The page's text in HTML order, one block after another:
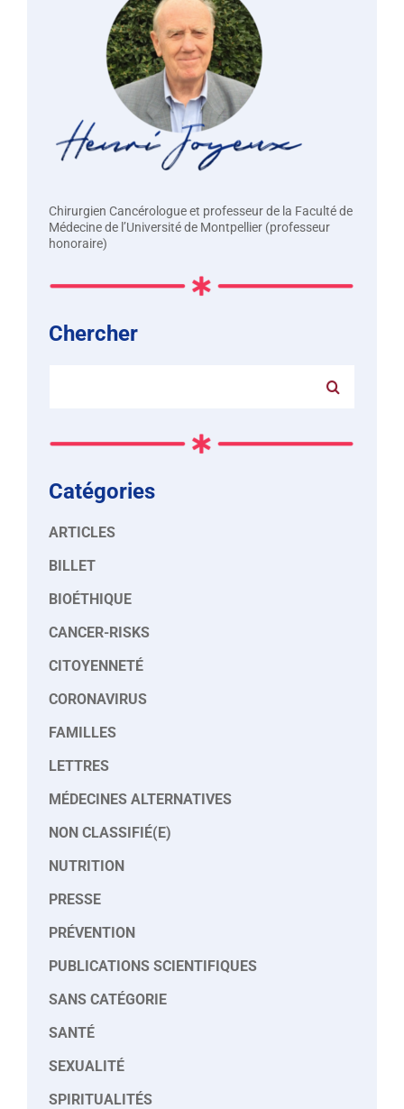
Chirurgien Cancérologue et professeur de la Faculté de
Médecine de l’Université de Montpellier (professeur
honoraire)
Chercher
Catégories
ARTICLES
BILLET
BIOÉTHIQUE
CANCER-RISKS
CITOYENNETÉ
CORONAVIRUS
FAMILLES
LETTRES
MÉDECINES ALTERNATIVES
NON CLASSIFIÉ(E)
NUTRITION
PRESSE
PRÉVENTION
PUBLICATIONS SCIENTIFIQUES
SANS CATÉGORIE
SANTÉ
SEXUALITÉ
SPIRITUALITÉS